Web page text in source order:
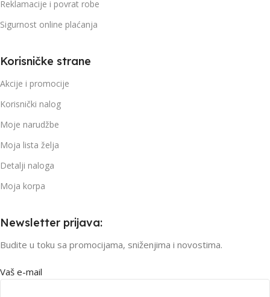
Reklamacije i povrat robe
Sigurnost online plaćanja
Korisničke strane
Akcije i promocije
Korisnički nalog
Moje narudžbe
Moja lista želja
Detalji naloga
Moja korpa
Newsletter prijava:
Budite u toku sa promocijama, sniženjima i novostima.
Vaš e-mail